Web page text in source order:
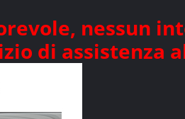
nessun
di assistenza